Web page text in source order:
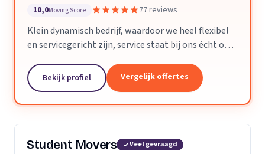
10,0Moving Score 77 reviews
Klein dynamisch bedrijf, waardoor we heel flexibel
en servicegericht zijn, service staat bij ons écht op
Bekijk profiel Vergelijk offertes
Student Movers Veel gevraagd